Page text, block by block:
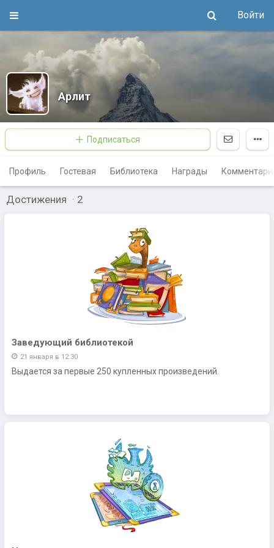
Войти
Арлит
Подписаться
Профиль Гостевая Библиотека Награды
Достижения · 2
Заведующий библиотекой
21 января в 12:30
Выдается за первые 250 купленных произведений.